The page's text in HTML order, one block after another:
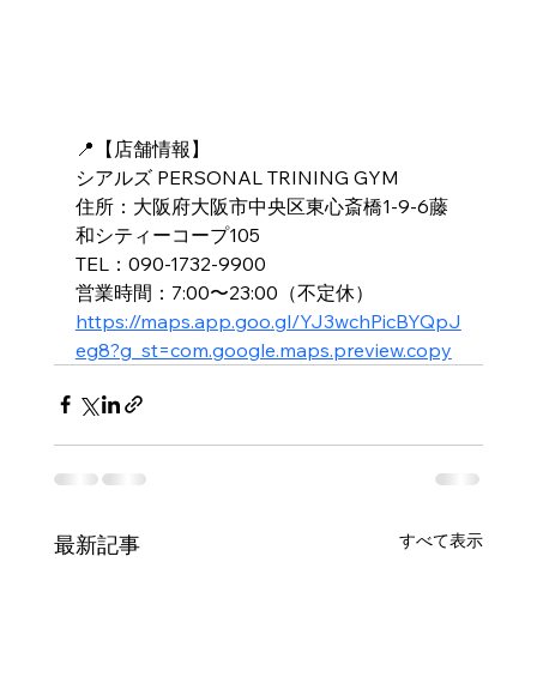
📍【店舗情報】
シアルズ PERSONAL TRINING GYM
住所：大阪府大阪市中央区東心斎橋1-9-6藤
和シティーコープ105
TEL：090-1732-9900
営業時間：7:00〜23:00（不定休）
https://maps.app.goo.gl/YJ3wchPicBYQpJ
eg8?g_st=com.google.maps.preview.copy
最新記事 すべて表示